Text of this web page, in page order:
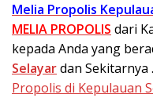
Melia Propolis
MELIA PROPOLIS dari
kepada Anda yang
Selayardan
Propolis di Kepulauan